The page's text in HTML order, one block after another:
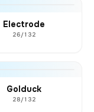
Electrode
26/132
Golduck
28/132